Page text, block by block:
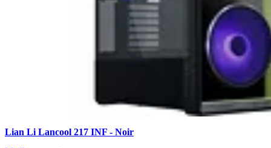
Lian Li Lancool 217 INF - Noir